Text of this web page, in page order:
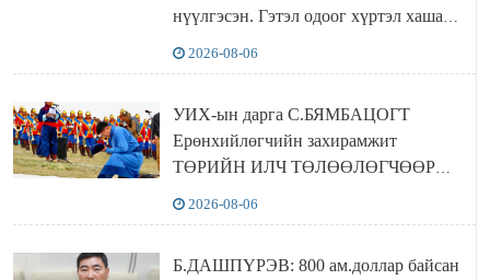
нүүлгэсэн. Гэтэл одоог хүртэл хашаа
2026-08-06
УИХ-ын дарга С.БЯМБАЦОГТ
Ерөнхийлөгчийн захирамжит
ТӨРИЙН ИЛЧ ТӨЛӨӨЛӨГЧӨӨР
2026-08-06
Б.ДАШПҮРЭВ: 800 ам.доллар байсан